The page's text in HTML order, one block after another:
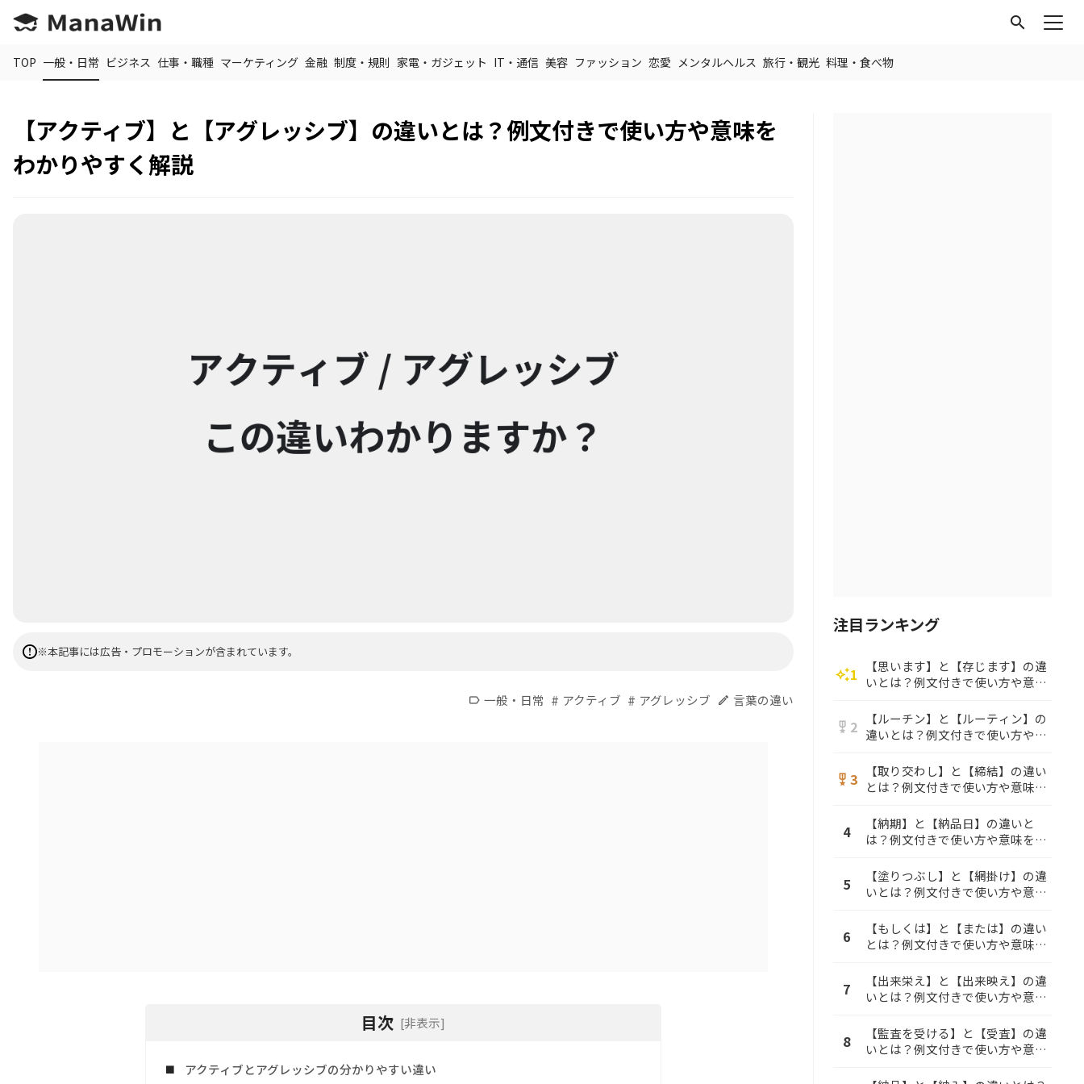
search
TOP 一般・日常 ビジネス 仕事・職種 マーケティング 金融 制度・規則 家電・ガジェット IT・通信 美容 ファッション 恋愛 メンタルヘルス 旅行・観光 料理・食べ物
【アクティブ】と【アグレッシブ】の違いとは？例文付きで使い方や意味を
わかりやすく解説
※本記事には広告・プロモーションが含まれています。
label 一般・日常 # アクティブ # アグレッシブ edit 言葉の違い
目次 [非表示]
アクティブとアグレッシブの分かりやすい違い
注目ランキング
auto_awesome1
【思います】と【存じます】の違
いとは？例文付きで使い方や意味
military_tech 2
【ルーチン】と【ルーティン】の
違いとは？例文付きで使い方や意
military_tech 3
【取り交わし】と【締結】の違い
とは？例文付きで使い方や意味を
4
【納期】と【納品日】の違いと
は？例文付きで使い方や意味をわ
5
【塗りつぶし】と【網掛け】の違
いとは？例文付きで使い方や意味
6
【もしくは】と【または】の違い
とは？例文付きで使い方や意味を
7
【出来栄え】と【出来映え】の違
いとは？例文付きで使い方や意味
8
【監査を受ける】と【受査】の違
いとは？例文付きで使い方や意味